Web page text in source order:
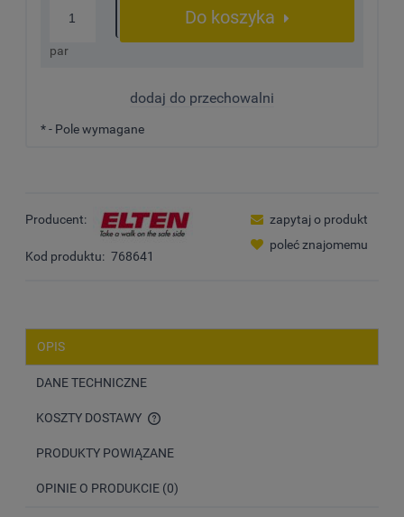
par
Do koszyka
dodaj do przechowalni
*- Pole wymagane
Producent:
Kod produktu: 768641
zapytaj o produkt
poleć znajomemu
OPIS
DANE TECHNICZNE
KOSZTY DOSTAWY
PRODUKTY POWIĄZANE
OPINIE O PRODUKCIE (0)